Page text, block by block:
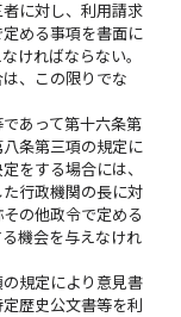
に対し、利用請求
める事項を書面に
ければならない。
、この限りでな
あって第十六条第
条第三項の規定に
をする場合には、
行政機関の長に対
の他政令で定める
機会を与えなけれ
規定により意見書
歴史公文書等を利